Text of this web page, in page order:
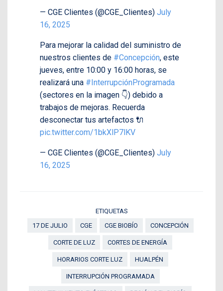
— CGE Clientes (@CGE_Clientes) July
16, 2025
Para mejorar la calidad del suministro de
nuestros clientes de #Concepción, este
jueves, entre 10:00 y 16:00 horas, se
realizará una #InterrupciónProgramada
(sectores en la imagen 👇) debido a
trabajos de mejoras. Recuerda
desconectar tus artefactos 🔌
pic.twitter.com/1bkXlP7lKV
— CGE Clientes (@CGE_Clientes) July
16, 2025
ETIQUETAS
17 DE JULIO
CGE CGE BIOBÍO CONCEPCIÓN
CORTE DE LUZ CORTES DE ENERGÍA
HORARIOS CORTE LUZ HUALPÉN
INTERRUPCIÓN PROGRAMADA